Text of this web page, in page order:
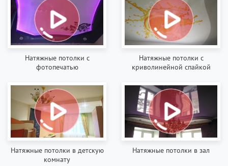
Натяжные потолки с
фотопечатью
Натяжные потолки с
криволинейной спайкой
Натяжные потолки в детскую
комнату
Натяжные потолки в зал